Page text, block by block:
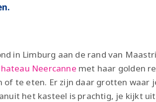
in Limburg aan de rand van
Neercanne met haar golden
te eten. Er zijn daar grotten waar
het kasteel is prachtig, je kijkt